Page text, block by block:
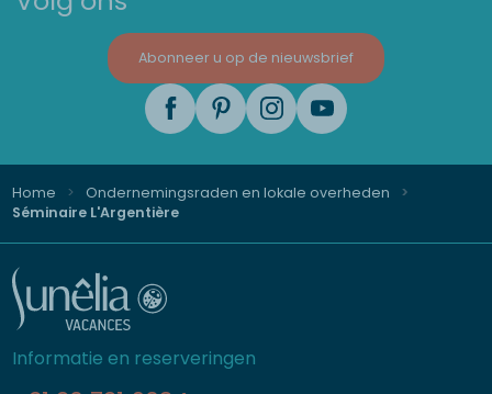
Abonneer u op de nieuwsbrief
Home
Ondernemingsraden en lokale overheden
Séminaire L'Argentière
Informatie en reserveringen